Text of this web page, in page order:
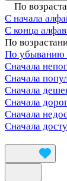
По
С начала
С конца
По
По убыванию
Сначала
Сначала
Сначала
Сначала
Сначала
Сначала